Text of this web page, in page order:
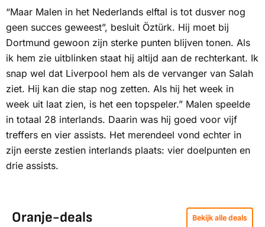
“Maar Malen in het Nederlands elftal is tot dusver nog
geen succes geweest”, besluit Öztürk. Hij moet bij
Dortmund gewoon zijn sterke punten blijven tonen. Als
ik hem zie uitblinken staat hij altijd aan de rechterkant. Ik
snap wel dat Liverpool hem als de vervanger van Salah
ziet. Hij kan die stap nog zetten. Als hij het week in
week uit laat zien, is het een topspeler.” Malen speelde
in totaal 28 interlands. Daarin was hij goed voor vijf
treffers en vier assists. Het merendeel vond echter in
zijn eerste zestien interlands plaats: vier doelpunten en
drie assists.
Oranje-deals Bekijk alle deals